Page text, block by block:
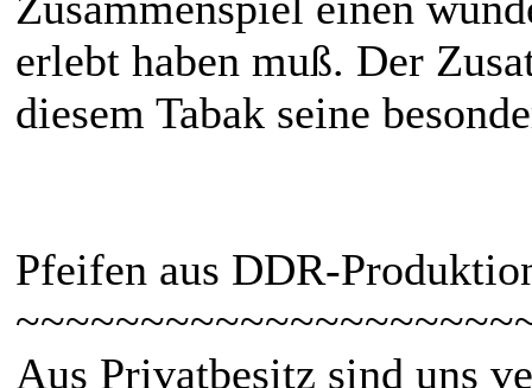
erlebt haben muß. Der
diesem Tabak seine
Pfeifen aus DDR-
Aus Privatbesitz sind uns